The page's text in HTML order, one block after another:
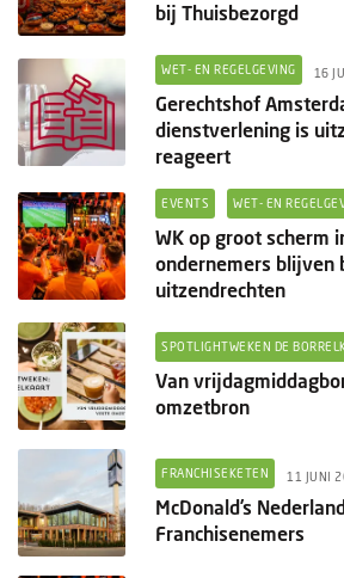
bij Thuisbezorgd
WET- EN REGELGEVING 16
Gerechtshof
dienstverlening is
reageert
EVENTS WET- EN
WK op groot scherm
ondernemers blijven
uitzendrechten
SPOTLIGHTWEKEN DE
Van
omzetbron
FRANCHISEKETEN 11 JUNI
McDonald’s
Franchisenemers